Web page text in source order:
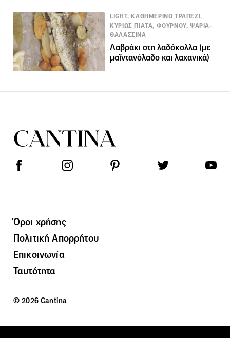
LIGHT, ΚΑΘΗΜΕΡΙΝΟ ΤΡΑΠΕΖΙ,
ΚΥΡΙΩΣ ΠΙΑΤΑ, ΦΟΥΡΝΟΥ, ΨΑΡΙΑ-
ΘΑΛΑΣΣΙΝΑ
Λαβράκι στη λαδόκολλα (με
μαϊντανόλαδο και λαχανικά)
Όροι χρήσης
Πολιτική Απορρήτου
Επικοινωνία
Ταυτότητα
© 2026 Cantina